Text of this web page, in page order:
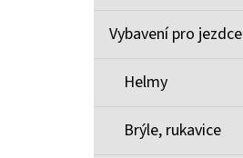
Vybavení pro jezdce
Helmy
Brýle, rukavice